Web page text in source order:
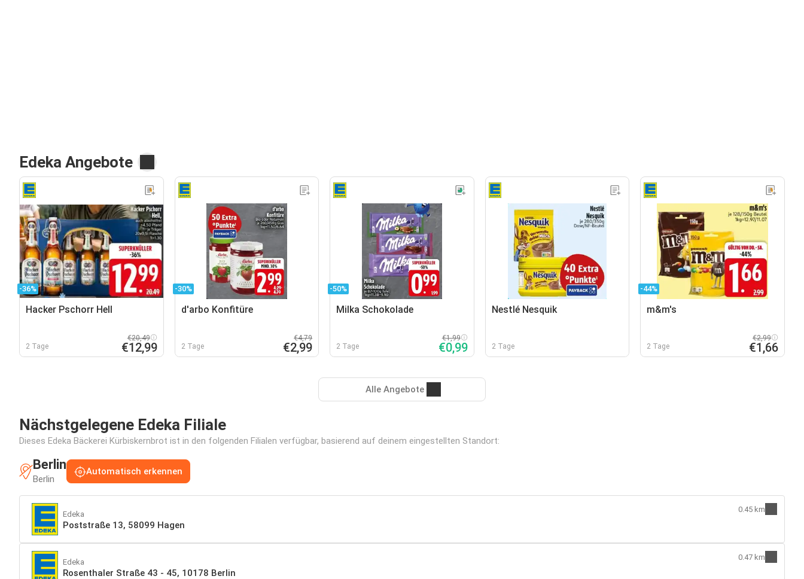
Edeka Angebote
-36%
Hacker Pschorr Hell
2 Tage
€20,49
€12,99
-30%
d'arbo Konfitüre
2 Tage
€4,79
€2,99
-50%
Milka Schokolade
2 Tage
€1,99
€0,99
Nestlé Nesquik
2 Tage
-44%
m&m's
2 Tage
€2,99
€1,66
Alle Angebote
Nächstgelegene Edeka Filiale
Dieses Edeka Bäckerei Kürbiskernbrot ist in den folgenden Filialen verfügbar, basierend auf deinem eingestellten Standort:
Berlin
Berlin
Automatisch erkennen
Edeka
Poststraße 13, 58099 Hagen
0.45 km
Edeka
Rosenthaler Straße 43 - 45, 10178 Berlin
0.47 km